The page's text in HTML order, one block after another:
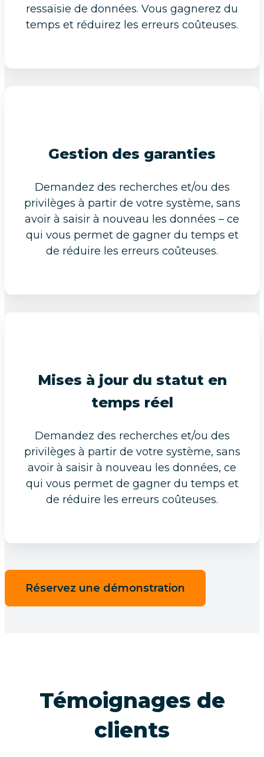
ressaisie de données. Vous gagnerez du
temps et réduirez les erreurs coûteuses.
Gestion des garanties
Demandez des recherches et/ou des
privilèges à partir de votre système, sans
avoir à saisir à nouveau les données – ce
qui vous permet de gagner du temps et
de réduire les erreurs coûteuses.
Mises à jour du statut en
temps réel
Demandez des recherches et/ou des
privilèges à partir de votre système, sans
avoir à saisir à nouveau les données, ce
qui vous permet de gagner du temps et
de réduire les erreurs coûteuses.
Réservez une démonstration
Témoignages de
clients